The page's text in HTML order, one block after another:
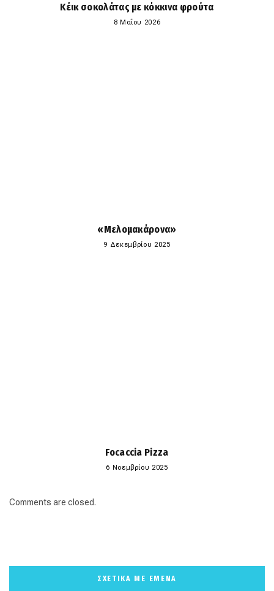
Κέικ σοκολάτας με κόκκινα φρούτα
8 Μαΐου 2026
«Μελομακάρονα»
9 Δεκεμβρίου 2025
Focaccia Pizza
6 Νοεμβρίου 2025
Comments are closed.
ΣΧΕΤΙΚΑ ΜΕ ΕΜΕΝΑ